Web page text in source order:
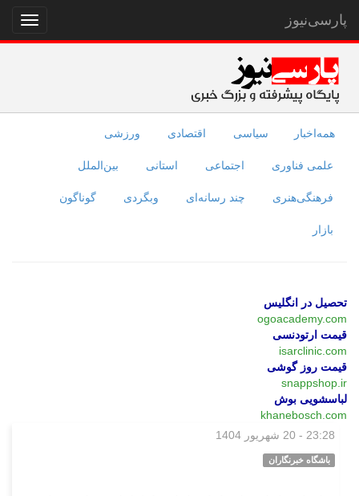
نمایش
منو
پارسی‌نیوز
همه‌اخبار سیاسی اقتصادی ورزشی
علمی فناوری اجتماعی استانی بین‌الملل
فرهنگی‌هنری چند رسانه‌ای وبگردی گوناگون
بازار
تحصیل در انگلیس
ogoacademy.com
قیمت ارتودنسی
isarclinic.com
قیمت روز گوشی
snappshop.ir
لباسشویی بوش
khanebosch.com
23:28 - 20 شهریور 1404
باشگاه خبرنگاران